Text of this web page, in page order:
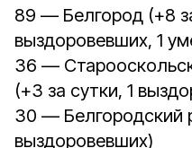
89 — Белгород (+8
выздоровевших, 1
36 —
(+3 за сутки, 1
30 — Белгородский
выздоровевших)